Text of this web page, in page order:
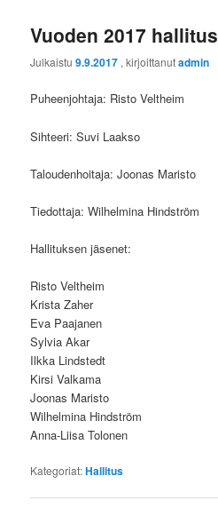
Vuoden 2017 hallitus
Julkaistu9.9.2017 , kirjoittanutadmin
Puheenjohtaja: Risto Veltheim
Sihteeri: Suvi Laakso
Taloudenhoitaja: Joonas Maristo
Tiedottaja: Wilhelmina Hindström
Hallituksen jäsenet:
Risto Veltheim
Krista Zaher
Eva Paajanen
Sylvia Akar
Ilkka Lindstedt
Kirsi Valkama
Joonas Maristo
Wilhelmina Hindström
Anna-Liisa Tolonen
Kategoriat:Hallitus